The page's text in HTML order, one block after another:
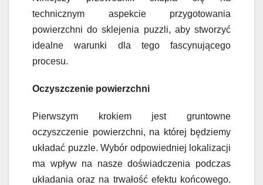
technicznym aspekcie przygotowania
powierzchni do sklejenia puzzli, aby stworzyć
idealne warunki dla tego fascynującego
procesu.
Oczyszczenie powierzchni
Pierwszym krokiem jest gruntowne
oczyszczenie powierzchni, na której będziemy
układać puzzle. Wybór odpowiedniej lokalizacji
ma wpływ na nasze doświadczenia podczas
układania oraz na trwałość efektu końcowego.